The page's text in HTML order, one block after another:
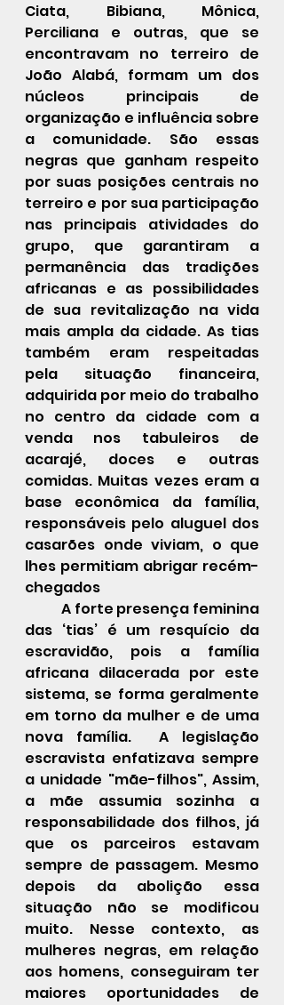
Ciata, Bibiana, Mônica,
Perciliana e outras, que se
encontravam no terreiro de
João Alabá, formam um dos
núcleos principais de
organização e influência sobre
a comunidade. São essas
negras que ganham respeito
por suas posições centrais no
terreiro e por sua participação
nas principais atividades do
grupo, que garantiram a
permanência das tradições
africanas e as possibilidades
de sua revitalização na vida
mais ampla da cidade. As tias
também eram respeitadas
pela situação financeira,
adquirida por meio do trabalho
no centro da cidade com a
venda nos tabuleiros de
acarajé, doces e outras
comidas. Muitas vezes eram a
base econômica da família,
responsáveis pelo aluguel dos
casarões onde viviam, o que
lhes permitiam abrigar recém-
chegados
A forte presença feminina
das ‘tias’ é um resquício da
escravidão, pois a família
africana dilacerada por este
sistema, se forma geralmente
em torno da mulher e de uma
nova família.  A legislação
escravista enfatizava sempre
a unidade "mãe-filhos", Assim,
a mãe assumia sozinha a
responsabilidade dos filhos, já
que os parceiros estavam
sempre de passagem. Mesmo
depois da abolição essa
situação não se modificou
muito. Nesse contexto, as
mulheres negras, em relação
aos homens, conseguiram ter
maiores oportunidades de